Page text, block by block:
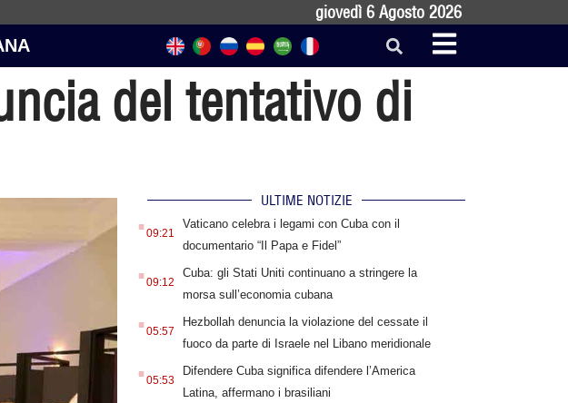
giovedì 6 Agosto 2026
del tentativo di
ULTIME NOTIZIE
.09:21
Vaticano celebra i legami con Cuba con il
documentario “Il Papa e Fidel”
.09:12
Cuba: gli Stati Uniti continuano a stringere la
morsa sull’economia cubana
.05:57
Hezbollah denuncia la violazione del cessate il
fuoco da parte di Israele nel Libano meridionale
.05:53
Difendere Cuba significa difendere l’America
Latina, affermano i brasiliani